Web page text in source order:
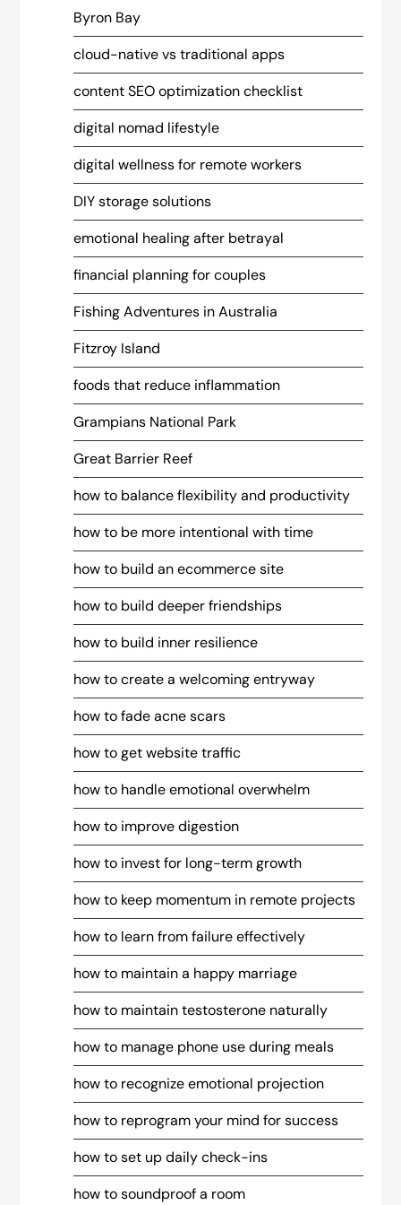
Byron Bay
cloud-native vs traditional apps
content SEO optimization checklist
digital nomad lifestyle
digital wellness for remote workers
DIY storage solutions
emotional healing after betrayal
financial planning for couples
Fishing Adventures in Australia
Fitzroy Island
foods that reduce inflammation
Grampians National Park
Great Barrier Reef
how to balance flexibility and productivity
how to be more intentional with time
how to build an ecommerce site
how to build deeper friendships
how to build inner resilience
how to create a welcoming entryway
how to fade acne scars
how to get website traffic
how to handle emotional overwhelm
how to improve digestion
how to invest for long-term growth
how to keep momentum in remote projects
how to learn from failure effectively
how to maintain a happy marriage
how to maintain testosterone naturally
how to manage phone use during meals
how to recognize emotional projection
how to reprogram your mind for success
how to set up daily check-ins
how to soundproof a room